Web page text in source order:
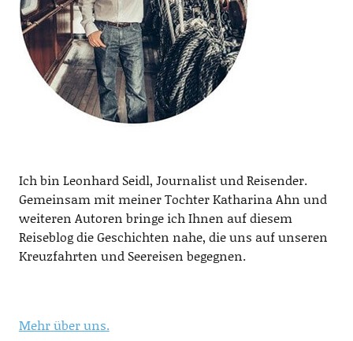
Ich bin Leonhard Seidl, Journalist und Reisender.
Gemeinsam mit meiner Tochter Katharina Ahn und
weiteren Autoren bringe ich Ihnen auf diesem
Reiseblog die Geschichten nahe, die uns auf unseren
Kreuzfahrten und Seereisen begegnen.
Mehr über uns.